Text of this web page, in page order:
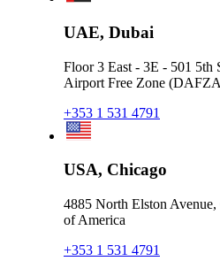
UAE, Dubai
Floor 3 East - 3E - 501
Airport Free Zone
+353 1 531 4791
USA, Chicago
4885 North Elston
of America
+353 1 531 4791